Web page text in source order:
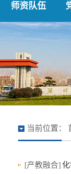
师资队伍
当前位置：
[产教融合]